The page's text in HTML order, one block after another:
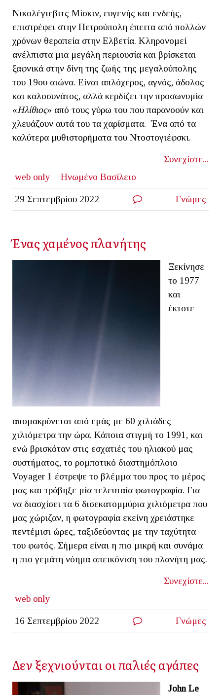
Νικολέγιεβιτς Μίσκιν, ευγενής και ενδεής,
επιστρέφει στην Πετρούπολη έπειτα από πολλών
χρόνων θεραπεία στην Ελβετία. Κληρονομεί
ανέλπιστα μια μεγάλη περιουσία και βρίσκεται
ξαφνικά στην δίνη της ζωής της μεγαλούπολης
του 19ου αιώνα. Είναι απλόχερος, αγνός, άδολος
και καλοσυνάτος, αλλά κερδίζει την προσωνυμία
«Ηλίθιος» από τους γύρω του που παρανοούν και
χλευάζουν αυτά του τα χαρίσματα. Ένα από τα
καλύτερα μυθιστορήματα του Ντοστογιέφσκι.
Συνεχίστε...
web only
Ηνωμένο Βασίλειο
29 Σεπτεμβρίου 2022 Γνώμες
Ένας χαμένος πλανήτης
Ξεκίνησε
το 1977
και
έκτοτε
απομακρύνεται από εμάς με 60 χιλιάδες
χιλιόμετρα την ώρα. Κάποια στιγμή το 1991, και
ενώ βρισκόταν στις εσχατιές του ηλιακού μας
συστήματος, το ρομποτικό διαστημόπλοιο
Voyager 1 έστρεψε το βλέμμα του προς το μέρος
μας και τράβηξε μία τελευταία φωτογραφία. Για
να διασχίσει τα 6 δισεκατομμύρια χιλιόμετρα που
μας χώριζαν, η φωτογραφία εκείνη χρειάστηκε
πεντέμισι ώρες, ταξιδεύοντας με την ταχύτητα
του φωτός. Σήμερα είναι η πιο μικρή και συνάμα
η πιο γεμάτη νόημα απεικόνιση του πλανήτη μας.
Συνεχίστε...
web only
16 Σεπτεμβρίου 2022 Γνώμες
Δεν ξεχνιούνται οι παλιές αγάπες
John Le